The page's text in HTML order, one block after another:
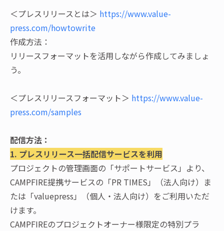
＜プレスリリースとは＞ https://www.value-
press.com/howtowrite
作成方法：
リリースフォーマットを活用しながら作成してみましょ
う。
＜プレスリリースフォーマット＞ https://www.value-
press.com/samples
配信方法：
1. プレスリリース一括配信サービスを利用
プロジェクトの管理画面の「サポートサービス」より、
CAMPFIRE提携サービスの「PR TIMES」（法人向け）ま
たは「valuepress」（個人・法人向け）をご利用いただ
けます。
CAMPFIREのプロジェクトオーナー様限定の特別プラ